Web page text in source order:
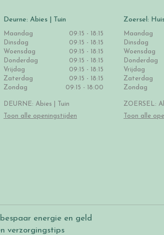
Deurne: Abies | Tuin
Maandag
09:15 - 18:15
Dinsdag
09:15 - 18:15
Woensdag
09:15 - 18:15
Donderdag
09:15 - 18:15
Vrijdag
09:15 - 18:15
Zaterdag
09:15 - 18:15
Zondag
09:15 - 18:00
DEURNE: Abies | Tuin
Toon alle openingstijden
Zoersel:
Maandag
Dinsdag
Woensdag
Donderdag
Vrijdag
Zaterdag
Zondag
ZOERSEL:
Toon alle
energie en geld
verzorgingstips